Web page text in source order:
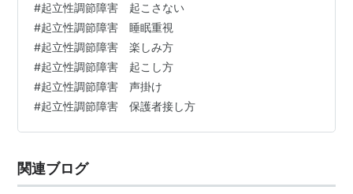
ら、毎日必死に起こしていました。 けれど、ある時から
「起きなさい」と言うのをやめました。 寝ることを優先
した診療方針 元々真面目で心配症の娘、不安からぐっす
り眠れないことが多く、中学２年生の時に不安を和らげ
る薬と眠りやすくする薬を処方してもらいました。 そし
て「まずはしっかり寝ることに注力…
#起立性調節障害 起こさない
#起立性調節障害 睡眠重視
#起立性調節障害 楽しみ方
#起立性調節障害 起こし方
#起立性調節障害 声掛け
#起立性調節障害 保護者接し方
関連ブログ